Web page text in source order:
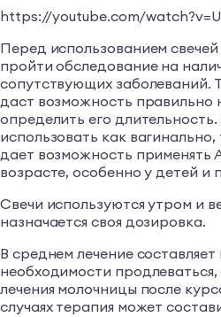
https://youtube.com/
Перед использованием
пройти обследование на
сопутствующих заболеваний.
даст возможность правильно
определить его
использовать как
дает возможность применять
возрасте, особенно у детей и
Свечи используются утром и
назначается своя дозировка.
В среднем лечение
необходимости
лечения молочницы после
случаях терапия может